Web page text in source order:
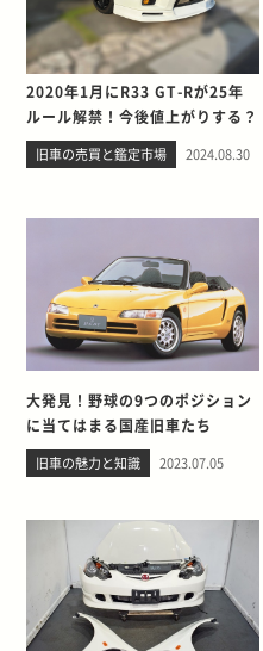
2020年1月にR33 GT-Rが25年
ルール解禁！今後値上がりする？
旧車の売買と鑑定市場 2024.08.30
大発見！野球の9つのポジション
に当てはまる国産旧車たち
旧車の魅力と知識 2023.07.05